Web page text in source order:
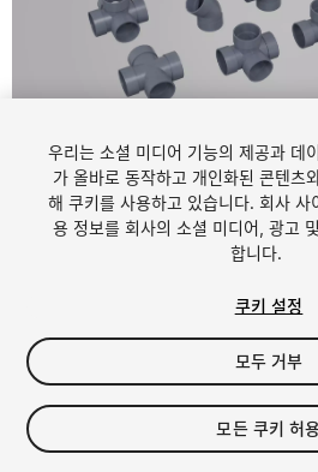
1/11
$8
세금/부가세는 결제 시 반영됩니다.
우리는 소셜 미디어 기능의 제공과 데
가 올바로 동작하고 개인화된 콘텐츠
해 쿠키를 사용하고 있습니다. 회사 사
용 정보를 회사의 소셜 미디어, 광고
합니다.
쿠키 설정
모두 거부
모든 쿠키 허